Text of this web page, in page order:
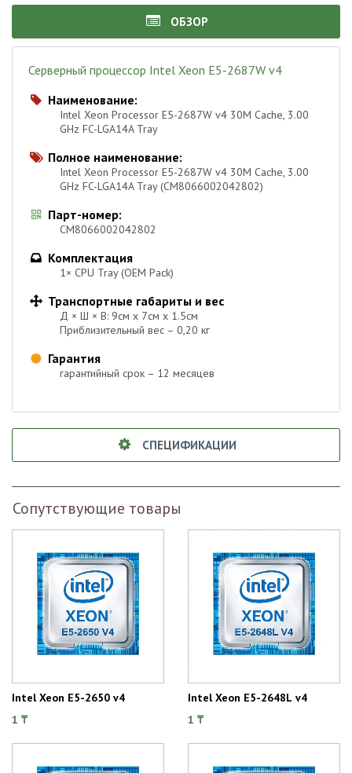
ОБЗОР
Серверный процессор Intel Xeon E5-2687W v4
 Наименование:
Intel Xeon Processor E5-2687W v4 30M Cache, 3.00
GHz FC-LGA14A Tray
 Полное наименование:
Intel Xeon Processor E5-2687W v4 30M Cache, 3.00
GHz FC-LGA14A Tray (CM8066002042802)
 Парт-номер:
CM8066002042802
 Комплектация
1× CPU Tray (OEM Pack)
 Транспортные габариты и вес
Д × Ш × В: 9см х 7см х 1.5см
Приблизительный вес – 0,20 кг
 Гарантия
гарантийный срок – 12 месяцев
СПЕЦИФИКАЦИИ
Сопутствующие товары
Intel Xeon E5-2650 v4
1 ₸
Intel Xeon E5-2648L v4
1 ₸